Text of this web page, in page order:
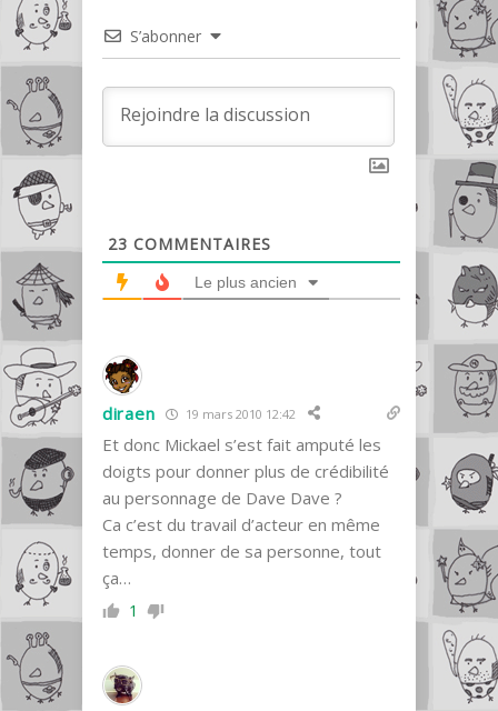
S’abonner
23 COMMENTAIRES
Le plus ancien
diraen 19 mars 2010 12:42
Et donc Mickael s’est fait amputé les
doigts pour donner plus de crédibilité
au personnage de Dave Dave ?
Ca c’est du travail d’acteur en même
temps, donner de sa personne, tout
ça…
1